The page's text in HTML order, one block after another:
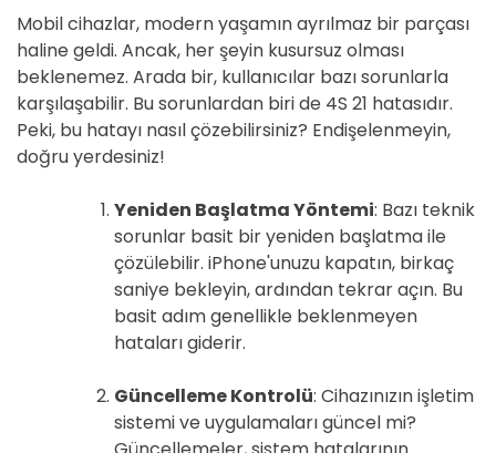
O
Mobil cihazlar, modern yaşamın ayrılmaz bir parçası
haline geldi. Ancak, her şeyin kusursuz olması
beklenemez. Arada bir, kullanıcılar bazı sorunlarla
karşılaşabilir. Bu sorunlardan biri de 4S 21 hatasıdır.
Peki, bu hatayı nasıl çözebilirsiniz? Endişelenmeyin,
doğru yerdesiniz!
Yeniden Başlatma Yöntemi: Bazı teknik
sorunlar basit bir yeniden başlatma ile
çözülebilir. iPhone'unuzu kapatın, birkaç
saniye bekleyin, ardından tekrar açın. Bu
basit adım genellikle beklenmeyen
hataları giderir.
Güncelleme Kontrolü: Cihazınızın işletim
sistemi ve uygulamaları güncel mi?